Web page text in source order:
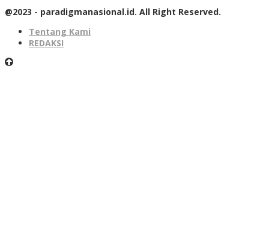
@2023 - paradigmanasional.id. All Right Reserved.
Tentang Kami
REDAKSI